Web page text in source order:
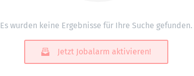
Es wurden keine Ergebnisse für Ihre Suche gefunden.
Jetzt Jobalarm aktivieren!